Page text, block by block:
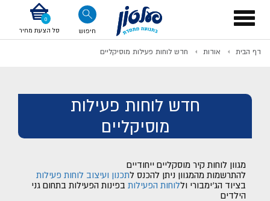
Toggle
navigation
חיפוש סל הצעת מחיר
דף הבית אודות חדש לוחות פעילות מוסיקליים
חדש לוחות פעילות
מוסיקליים
מגוון לוחות קיר מוסקליים ייחודיים
להתרשמות מהמגוון ניתן להכנס לתכנון ועיצוב לוחות פעילות
בציוד הג'ימבורי וללוחות הפעילותבפינות הפעילות בתחום גני
הילדים